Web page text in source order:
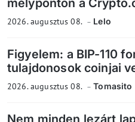
mélyponton a
2026. augusztus 08. Lelo
Figyelem: a BIP-110
tulajdonosok coinjai
2026. augusztus 08. Tomasito
Nem minden lezárt